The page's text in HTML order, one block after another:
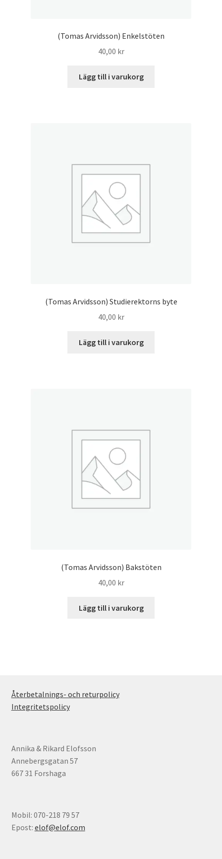
(Tomas Arvidsson) Enkelstöten
40,00 kr
Lägg till i varukorg
(Tomas Arvidsson) Studierektorns byte
40,00 kr
Lägg till i varukorg
(Tomas Arvidsson) Bakstöten
40,00 kr
Lägg till i varukorg
Återbetalnings- och returpolicy
Integritetspolicy
Annika & Rikard Elofsson
Annebergsgatan 57
667 31 Forshaga
Mobil: 070-218 79 57
Epost: elof@elof.com